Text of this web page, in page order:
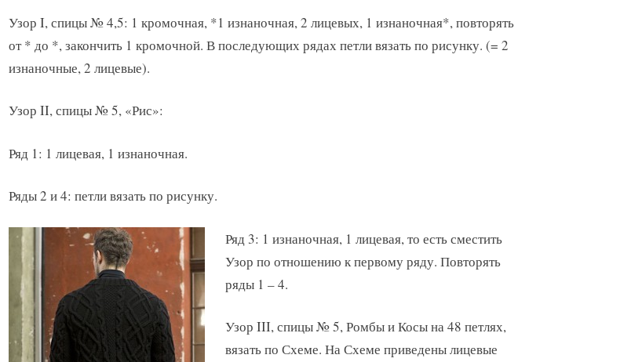
Узор I, спицы № 4,5: 1 кромочная, *1 изнаночная, 2 лицевых, 1 изнаночная*, повторять
от * до *, закончить 1 кромочной. В последующих рядах петли вязать по рисунку. (= 2
изнаночные, 2 лицевые).
Узор II, спицы № 5, «Рис»:
Ряд 1: 1 лицевая, 1 изнаночная.
Ряды 2 и 4: петли вязать по рисунку.
Ряд 3: 1 изнаночная, 1 лицевая, то есть сместить
Узор по отношению к первому ряду. Повторять
ряды 1 – 4.
Узор III, спицы № 5, Ромбы и Косы на 48 петлях,
вязать по Схеме. На Схеме приведены лицевые